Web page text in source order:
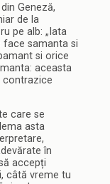
Geneză,
de la
pe alb: „Iata
face samanta si
si orice
aceasta
contrazice
care se
asta
în
accepți
câtă vreme tu